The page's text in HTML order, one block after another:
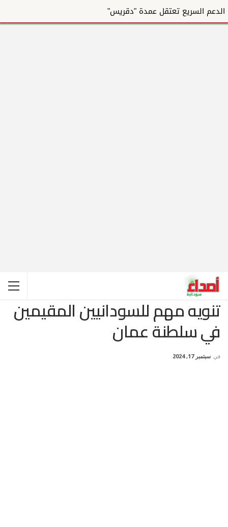
الدعم السريع تعتقل عمدة "دقريس"
تنويه مهم للسودانيين المقيمين
في سلطنة عمان
في سبتمبر 17, 2024